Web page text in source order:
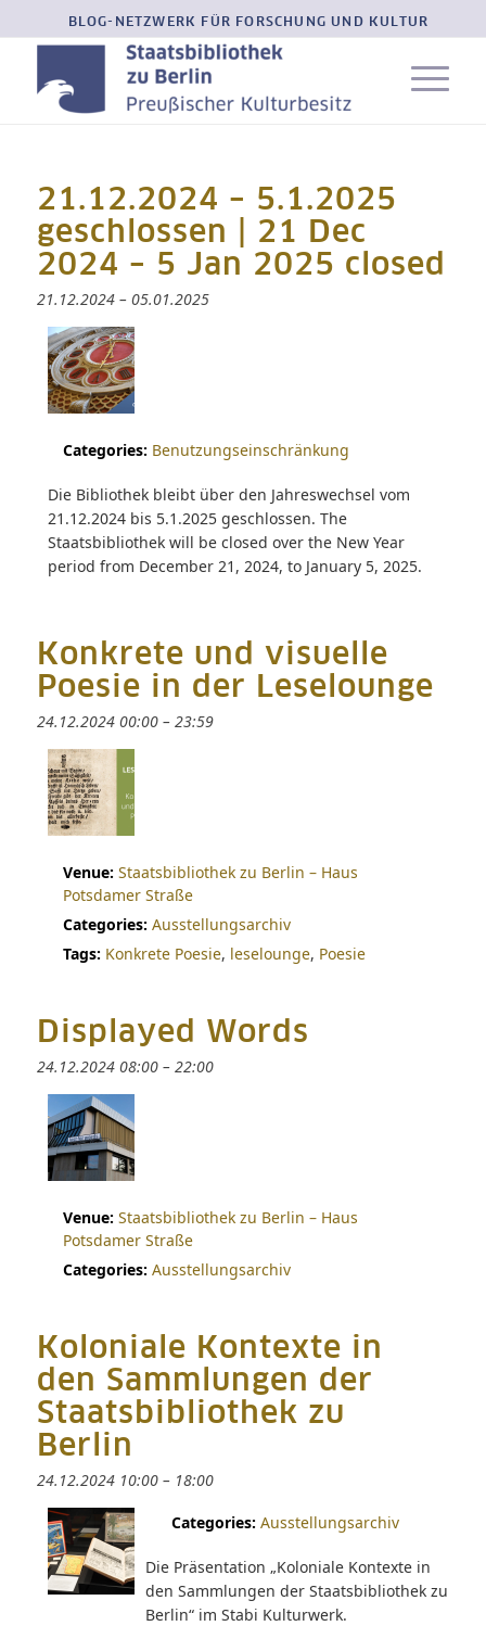
BLOG-NETZWERK FÜR FORSCHUNG UND KULTUR
21.12.2024 – 5.1.2025
geschlossen | 21 Dec
2024 – 5 Jan 2025 closed
21.12.2024– 05.01.2025
Categories: Benutzungseinschränkung
Die Bibliothek bleibt über den Jahreswechsel vom
21.12.2024 bis 5.1.2025 geschlossen. The
Staatsbibliothek will be closed over the New Year
period from December 21, 2024, to January 5, 2025.
Konkrete und visuelle
Poesie in der Leselounge
24.12.2024 00:00– 23:59
Venue: Staatsbibliothek zu Berlin – Haus
Potsdamer Straße
Categories: Ausstellungsarchiv
Tags: Konkrete Poesie, leselounge, Poesie
Displayed Words
24.12.2024 08:00– 22:00
Venue: Staatsbibliothek zu Berlin – Haus
Potsdamer Straße
Categories: Ausstellungsarchiv
Koloniale Kontexte in
den Sammlungen der
Staatsbibliothek zu
Berlin
24.12.2024 10:00– 18:00
Categories: Ausstellungsarchiv
Die Präsentation „Koloniale Kontexte in
den Sammlungen der Staatsbibliothek zu
Berlin“ im Stabi Kulturwerk.